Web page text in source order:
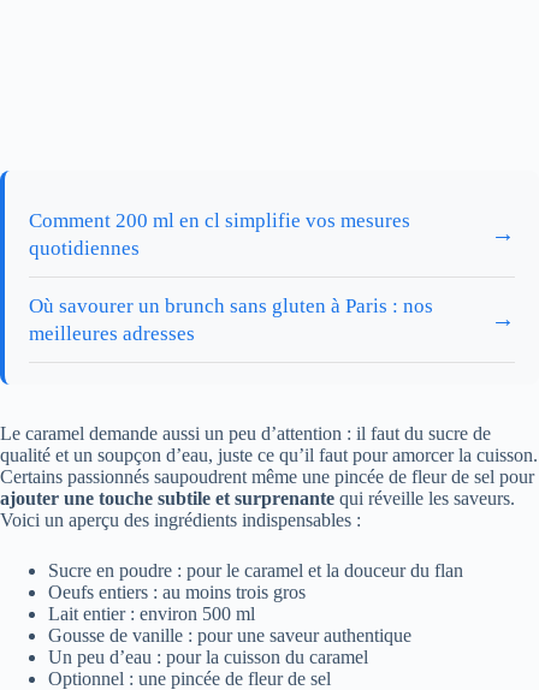
Comment 200 ml en cl simplifie vos mesures
quotidiennes
→
Où savourer un brunch sans gluten à Paris : nos
meilleures adresses
→
Le caramel demande aussi un peu d’attention : il faut du sucre de
qualité et un soupçon d’eau, juste ce qu’il faut pour amorcer la cuisson.
Certains passionnés saupoudrent même une pincée de fleur de sel pour
ajouter une touche subtile et surprenante qui réveille les saveurs.
Voici un aperçu des ingrédients indispensables :
Sucre en poudre : pour le caramel et la douceur du flan
Oeufs entiers : au moins trois gros
Lait entier : environ 500 ml
Gousse de vanille : pour une saveur authentique
Un peu d’eau : pour la cuisson du caramel
Optionnel : une pincée de fleur de sel